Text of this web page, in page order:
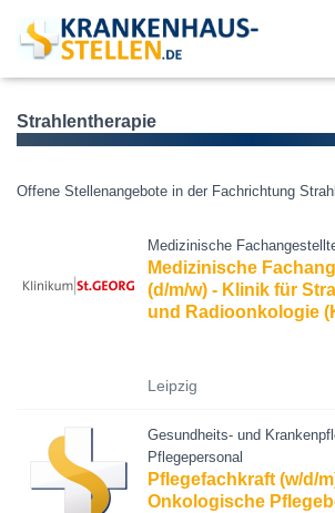
Strahlentherapie
Offene Stellenangebote in der Fachrichtung
Medizinische
Medizinische
(d/m/w) - Klinik für
und Radioonkologie
Leipzig
Gesundheits- und
Pflegepersonal
Pflegefachkraft (w/d/
Onkologische